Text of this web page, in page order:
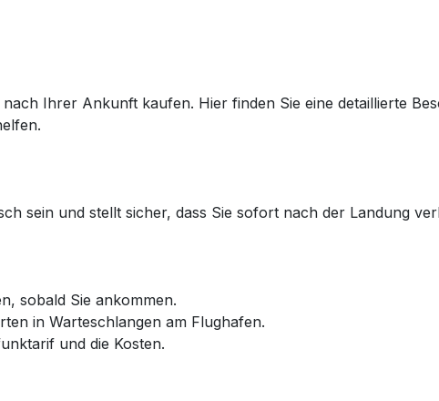
Ihrer Ankunft kaufen. Hier finden Sie eine detaillierte
sein und stellt sicher, dass Sie sofort nach der Landung
sobald Sie ankommen.
in Warteschlangen am Flughafen.
und die Kosten.